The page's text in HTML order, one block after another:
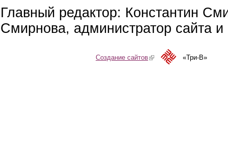
Главный редактор: Константин
Смирнова, администратор сайта
Создание сайтов(link is external)«Три-В»